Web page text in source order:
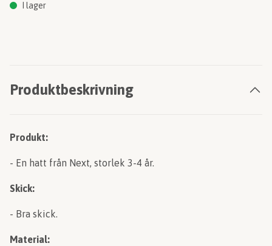
I lager
Produktbeskrivning
Produkt:
- En hatt från Next, storlek 3-4 år.
Skick:
- Bra skick.
Material: